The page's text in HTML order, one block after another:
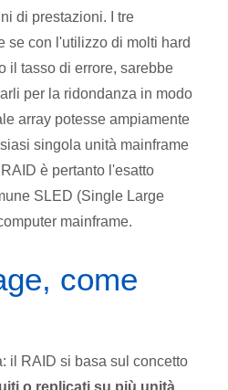
di prestazioni. I tre
se con l'utilizzo di molti hard
il tasso di errore, sarebbe
per la ridondanza in modo
array potesse ampiamente
singola unità mainframe
è pertanto l'esatto
SLED (Single Large
mainframe.
come
il RAID si basa sul concetto
o replicati su più unità